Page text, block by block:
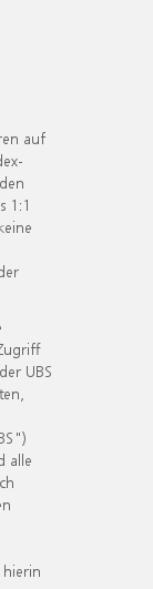
auf
1:1
UBS
alle